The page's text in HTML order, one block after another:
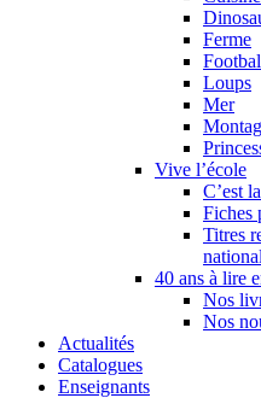
Ferme
Loups
Mer
Vive l’école
C’est
Fiches
Titres
40 ans à lire
Nos
Nos
Actualités
Catalogues
Enseignants